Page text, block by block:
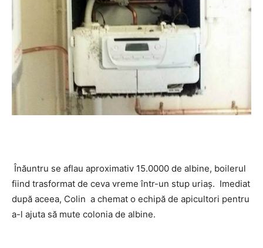
Înăuntru se aflau aproximativ 15.0000 de albine, boilerul
fiind trasformat de ceva vreme într-un stup uriaș. Imediat
după aceea, Colin a chemat o echipă de apicultori pentru
a-l ajuta să mute colonia de albine.